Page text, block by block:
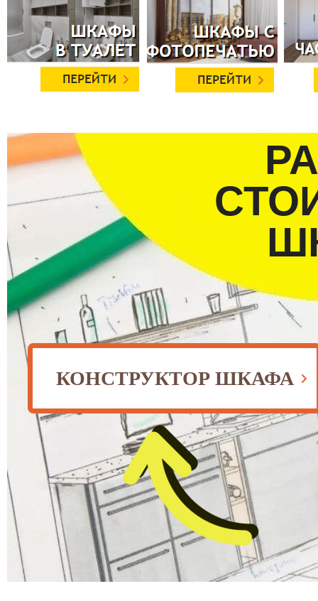
КОНСТРУКТОР ШКАФА